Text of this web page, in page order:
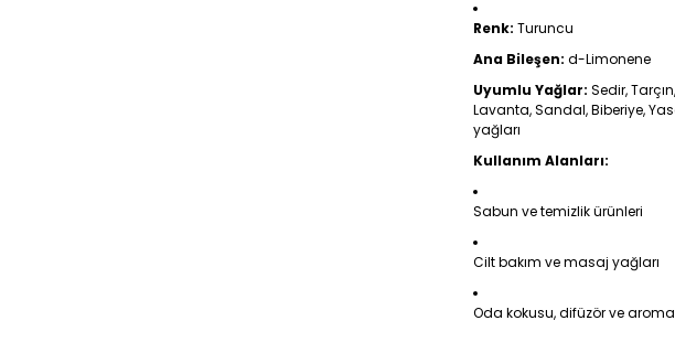
Renk: Turuncu
Ana Bileşen: d-Limonene
Uyumlu Yağlar: Sedir,
Lavanta, Sandal, Biberiye,
yağları
Kullanım Alanları:
Sabun ve temizlik ürünleri
Cilt bakım ve masaj yağları
Oda kokusu, difüzör ve